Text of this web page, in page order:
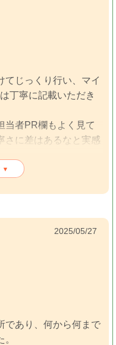
てじっくり行い、マイ
丁寧に記載いただき
当者PR欄もよく見て
さに差はあるなと実感
お見合いをお受けする
▾
2025/05/27
であり、何から何まで